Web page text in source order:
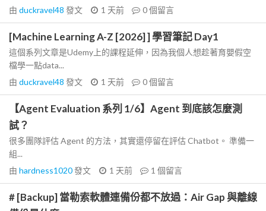
由 duckravel48 發文 1 天前 0個留言
[Machine Learning A-Z [2026] ] 學習筆記 Day1
這個系列文章是Udemy上的課程延伸，因為我個人想趁著育嬰假空
檔學一點data...
由 duckravel48 發文 1 天前 0個留言
【Agent Evaluation 系列 1/6】Agent 到底該怎麼測
試？
很多團隊評估 Agent 的方法，其實還停留在評估 Chatbot。 準備一
組...
由 hardness1020發文 1 天前 1 個留言
# [Backup] 當勒索軟體連備份都不放過：Air Gap 與離線